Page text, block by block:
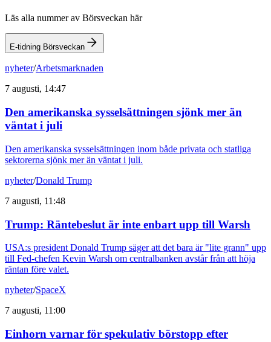
Läs alla nummer av Börsveckan här
E-tidning Börsveckan
nyheter/Arbetsmarknaden
7 augusti, 14:47
Den amerikanska sysselsättningen sjönk mer än
väntat i juli
Den amerikanska sysselsättningen inom både privata och statliga
sektorerna sjönk mer än väntat i juli.
nyheter/Donald Trump
7 augusti, 11:48
Trump: Räntebeslut är inte enbart upp till Warsh
USA:s president Donald Trump säger att det bara är "lite grann" upp
till Fed-chefen Kevin Warsh om centralbanken avstår från att höja
räntan före valet.
nyheter/SpaceX
7 augusti, 11:00
Einhorn varnar för spekulativ börstopp efter